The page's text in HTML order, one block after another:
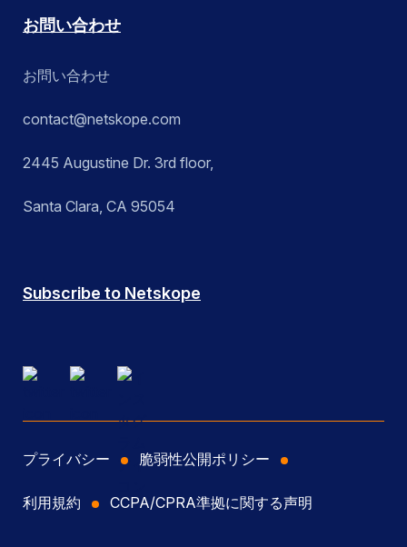
お問い合わせ
お問い合わせ
contact@netskope.com
2445 Augustine Dr. 3rd floor,
Santa Clara, CA 95054
Subscribe to Netskope
プライバシー 脆弱性公開ポリシー
利用規約 CCPA/CPRA準拠に関する声明